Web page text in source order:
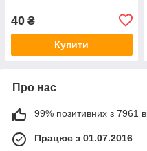
40 ₴
Купити
Про нас
99% позитивних з 7961
Працює з 01.07.2016